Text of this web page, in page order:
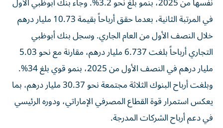
في المرتبة الثانية، بعدما حقق أرباحاً بقيمة 10.73 مليار درهم
خلال النصف الأول من العام الجاري. وسجل بنك أبوظبي
التجاري أرباحاً بلغت 6.737 مليار درهم، مقارنة مع نحو 5.03
مليار درهم في النصف الأول من 2025، بنمو قوي بلغ 34%.
وبلغت أرباح البنوك الثلاثة مجتمعة نحو 30.37 مليار درهم، بما
يعكس استمرار قوة القطاع المصرفي الإماراتي، ودوره الرئيسي
في دعم أرباح الشركات المدرجة.